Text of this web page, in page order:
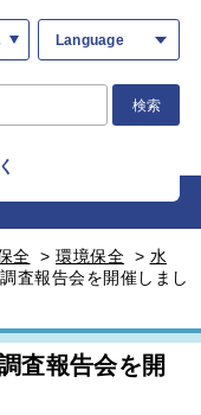
Language
検索
全 > 環境保全 > 水
査報告会を開催しまし
査報告会を開